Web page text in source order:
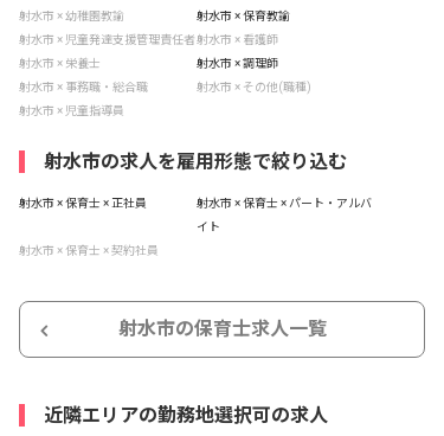
射水市 × 幼稚園教諭
射水市 × 保育教諭
射水市 × 児童発達支援管理責任者射水市 × 看護師
射水市 × 栄養士
射水市 × 調理師
射水市 × 事務職・総合職
射水市 × その他(職種)
射水市 × 児童指導員
射水市の求人を雇用形態で絞り込む
射水市 × 保育士 × 正社員
射水市 × 保育士 × パート・アルバ
イト
射水市 × 保育士 × 契約社員
射水市の保育士求人一覧
近隣エリアの勤務地選択可の求人